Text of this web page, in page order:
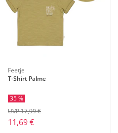
Feetje
T-Shirt Palme
35 %
11,69 €
UVP 17,99 €